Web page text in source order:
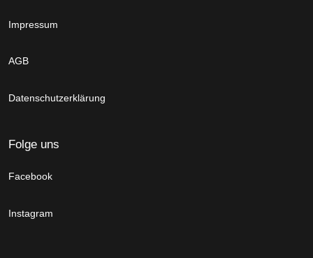
Impressum
AGB
Datenschutzerklärung
Folge uns
Facebook
Instagram